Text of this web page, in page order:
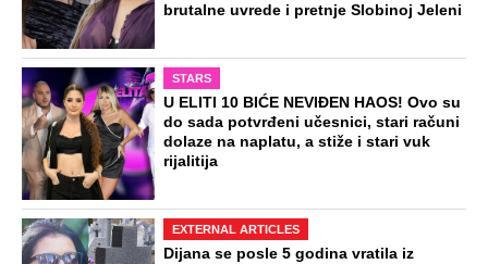
brutalne uvrede i pretnje Slobinoj Jeleni
STARS
U ELITI 10 BIĆE NEVIĐEN HAOS! Ovo su
do sada potvrđeni učesnici, stari računi
dolaze na naplatu, a stiže i stari vuk
rijalitija
EXTERNAL ARTICLES
Dijana se posle 5 godina vratila iz